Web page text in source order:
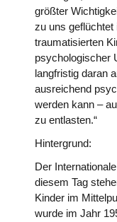
größter
zu uns
traumatisierten
psychologischer
langfristig daran
ausreichend
werden kann –
zu entlasten.“
Hintergrund:
Der
diesem Tag
Kinder im
wurde im Jahr